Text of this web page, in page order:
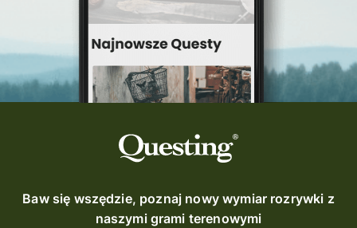
nowy quest
najlepsze questy
wycieczki
turystyka przygodowa
Szlak Przygody
szkolenie
szkło
scieżka questingowa
questy w Polsce
questujznami
QUESTOMANIA
questing.pl
Quest Koziołek Matołek
gra miejska
Baw się wszędzie, poznaj nowy wymiar rozrywki z
naszymi grami terenowymi